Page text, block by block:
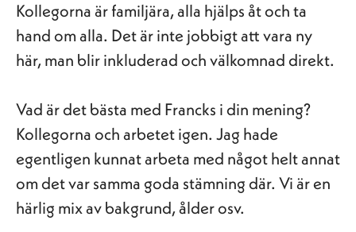
Kollegorna är familjära, alla hjälps åt och ta
hand om alla. Det är inte jobbigt att vara ny
här, man blir inkluderad och välkomnad direkt.
Vad är det bästa med Francks i din mening?
Kollegorna och arbetet igen. Jag hade
egentligen kunnat arbeta med något helt annat
om det var samma goda stämning där. Vi är en
härlig mix av bakgrund, ålder osv.